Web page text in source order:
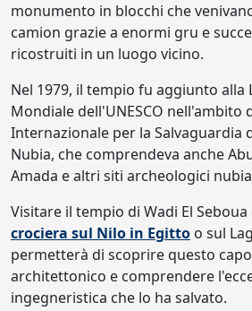
monumento in blocchi che
camion grazie a enormi gru e
ricostruiti in un luogo vicino.
Nel 1979, il tempio fu aggiunto alla
Mondiale dell'UNESCO nell'ambito
Internazionale per la Salvaguardia
Nubia, che comprendeva anche
Amada e altri siti archeologici
Visitare il tempio di Wadi El
crociera sul Nilo in Egitto o sul
permetterà di scoprire questo
architettonico e comprendere
ingegneristica che lo ha salvato.